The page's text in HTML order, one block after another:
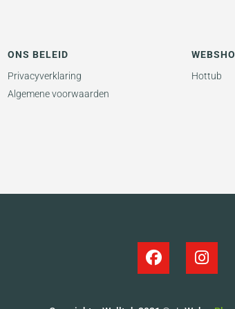
ONS BELEID
Privacyverklaring
Algemene voorwaarden
Hottub